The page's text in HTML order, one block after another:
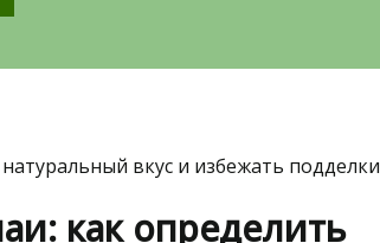
вкус и избежать подделки
как определить